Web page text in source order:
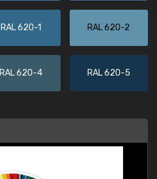
RAL 620-1 RAL 620-2
RAL 620-4 RAL 620-5